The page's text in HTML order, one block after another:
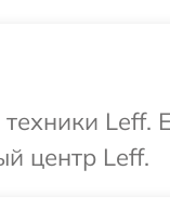
Leff.
центр Leff.